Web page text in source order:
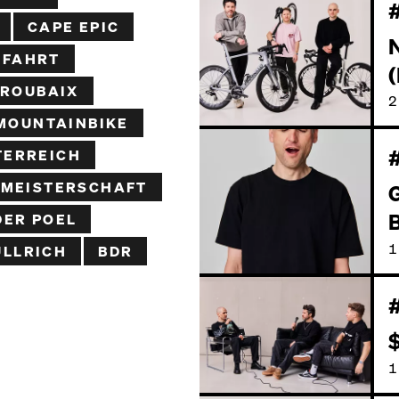
CAPE EPIC
POEL
BDR